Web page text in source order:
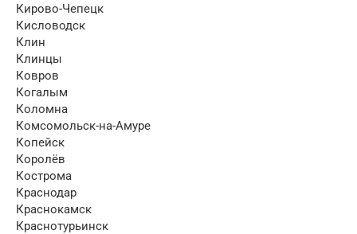
Кирово-Чепецк
Кисловодск
Клин
Клинцы
Ковров
Когалым
Коломна
Комсомольск-на-Амуре
Копейск
Королёв
Кострома
Краснодар
Краснокамск
Краснотурьинск